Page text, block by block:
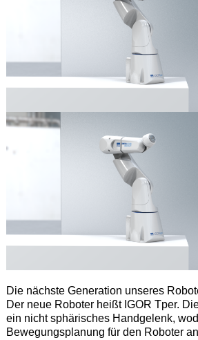
Die nächste Generation unseres
Der neue Roboter heißt IGOR Tper.
ein nicht sphärisches Handgelenk,
Bewegungsplanung für den Roboter